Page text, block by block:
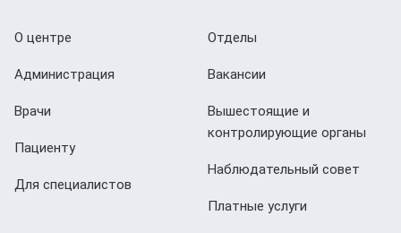
О центре
Администрация
Врачи
Пациенту
Для специалистов
Отделы
Вакансии
Вышестоящие и
контролирующие органы
Наблюдательный совет
Платные услуги